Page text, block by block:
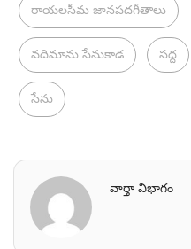
రాయలసీమ జానపదగీతాలు
వదిమాను సేనుకాడ సద్ద
సేను
వార్తా విభాగం